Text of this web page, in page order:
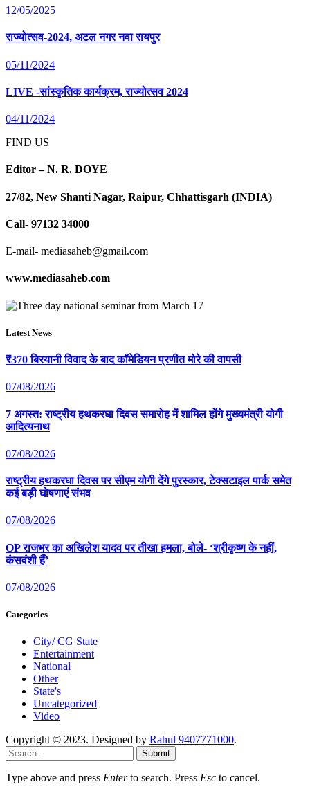
12/05/2025
राज्योत्सव-2024, अटल नगर नवा रायपुर
05/11/2024
LIVE -सांस्कृतिक कार्यक्रम, राज्योत्सव 2024
04/11/2024
FIND US
Editor – N. R. DOYE
27/82, New Shanti Nagar, Raipur, Chhattisgarh (INDIA)
Call- 97132 34000
E-mail- mediasaheb@gmail.com
www.mediasaheb.com
Latest News
₹370 बिरयानी विवाद के बाद कॉमेडियन प्रणीत मोरे की वापसी
07/08/2026
7 अगस्त: राष्ट्रीय हथकरघा दिवस समारोह में शामिल होंगे मुख्यमंत्री योगी
आदित्यनाथ
07/08/2026
राष्ट्रीय हथकरघा दिवस पर सीएम योगी देंगे पुरस्कार, टेक्सटाइल पार्क समेत
कई बड़ी घोषणाएं संभव
07/08/2026
OP राजभर का अखिलेश यादव पर तीखा हमला, बोले- ‘श्रीकृष्ण के नहीं,
कंसवंशी हैं’
07/08/2026
Categories
City/ CG State
Entertainment
National
Other
State's
Uncategorized
Video
Copyright © 2023. Designed by Rahul 9407771000.
Submit
Type above and press Enterto search. Press Esc to cancel.